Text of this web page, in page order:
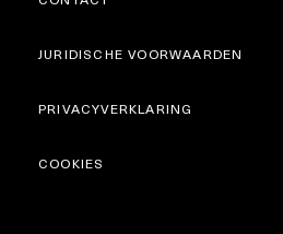
JURIDISCHE VOORWAARDEN
PRIVACYVERKLARING
COOKIES